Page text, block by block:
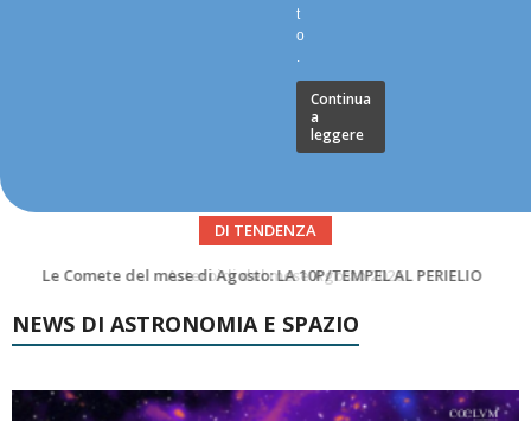
t
o
.
Continua
a
leggere
DI TENDENZA
Asteroidi del mese Agosto 2026
NEWS DI ASTRONOMIA E SPAZIO